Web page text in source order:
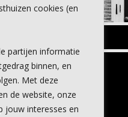
cookies (en
partijen informatie
binnen, en
Met deze
de website, onze
jouw interesses en